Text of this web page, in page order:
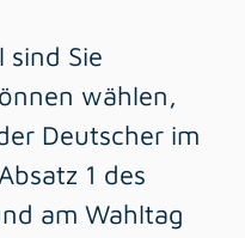
sind Sie
wählen,
Deutscher im
1 des
am Wahltag